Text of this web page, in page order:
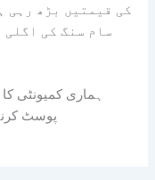
کی قیمتیں بڑھ رہی
سام سنگ کی اگلی
ہماری کمیونٹی
پوسٹ